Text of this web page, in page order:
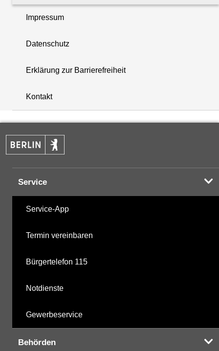
+
−
Impressum
Datenschutz
Erklärung zur Barrierefreiheit
Kontakt
Service
Service-App
Termin vereinbaren
Bürgertelefon 115
Notdienste
Gewerbeservice
Behörden